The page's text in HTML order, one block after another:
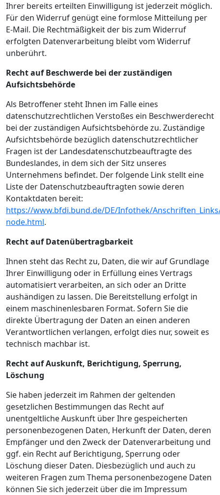
Ihrer bereits erteilten Einwilligung ist jederzeit möglich.
Für den Widerruf genügt eine formlose Mitteilung per
E-Mail. Die Rechtmäßigkeit der bis zum Widerruf
erfolgten Datenverarbeitung bleibt vom Widerruf
unberührt.
Recht auf Beschwerde bei der zuständigen
Aufsichtsbehörde
Als Betroffener steht Ihnen im Falle eines
datenschutzrechtlichen Verstoßes ein Beschwerderecht
bei der zuständigen Aufsichtsbehörde zu. Zuständige
Aufsichtsbehörde bezüglich datenschutzrechtlicher
Fragen ist der Landesdatenschutzbeauftragte des
Bundeslandes, in dem sich der Sitz unseres
Unternehmens befindet. Der folgende Link stellt eine
Liste der Datenschutzbeauftragten sowie deren
Kontaktdaten bereit:
https://www.bfdi.bund.de/DE/Infothek/
node.html.
Recht auf Datenübertragbarkeit
Ihnen steht das Recht zu, Daten, die wir auf Grundlage
Ihrer Einwilligung oder in Erfüllung eines Vertrags
automatisiert verarbeiten, an sich oder an Dritte
aushändigen zu lassen. Die Bereitstellung erfolgt in
einem maschinenlesbaren Format. Sofern Sie die
direkte Übertragung der Daten an einen anderen
Verantwortlichen verlangen, erfolgt dies nur, soweit es
technisch machbar ist.
Recht auf Auskunft, Berichtigung, Sperrung,
Löschung
Sie haben jederzeit im Rahmen der geltenden
gesetzlichen Bestimmungen das Recht auf
unentgeltliche Auskunft über Ihre gespeicherten
personenbezogenen Daten, Herkunft der Daten, deren
Empfänger und den Zweck der Datenverarbeitung und
ggf. ein Recht auf Berichtigung, Sperrung oder
Löschung dieser Daten. Diesbezüglich und auch zu
weiteren Fragen zum Thema personenbezogene Daten
können Sie sich jederzeit über die im Impressum